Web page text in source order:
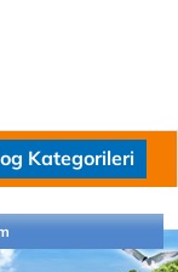
Kategorileri